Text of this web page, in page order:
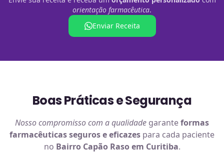
orientação farmacêutica.
Enviar Receita
Boas Práticas e Segurança
Nosso compromisso com a qualidade garanteformas
farmacêuticasseguros e eficazes para cada paciente
no Bairro Capão Raso em Curitiba.